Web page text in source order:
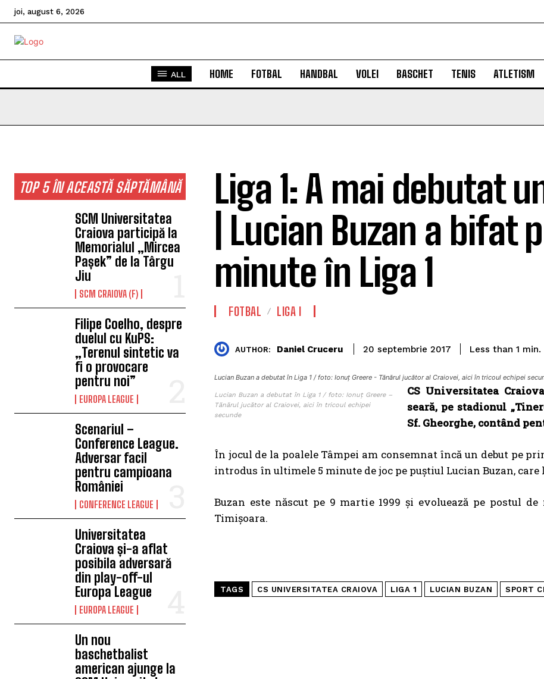
joi, august 6, 2026
ALL HOME FOTBAL HANDBAL VOLEI BASCHET TENIS ATLETISM
TOP 5 ÎN ACEASTĂ SĂPTĂMÂNĂ
SCM Universitatea
Craiova participă la
Memorialul „Mircea
Pașek” de la Târgu
Jiu
SCM CRAIOVA (F)
Filipe Coelho, despre
duelul cu KuPS:
„Terenul sintetic va
fi o provocare
pentru noi”
EUROPA LEAGUE
Scenariul –
Conference League.
Adversar facil
pentru campioana
României
CONFERENCE LEAGUE
Universitatea
Craiova și-a aflat
posibila adversară
din play-off-ul
Europa League
EUROPA LEAGUE
Un nou
baschetbalist
american ajunge la
Liga 1: A mai debutat
| Lucian Buzan a bifat
minute în Liga 1
FOTBAL LIGA I
AUTHOR: Daniel Cruceru 20 septembrie 2017 Less than 1 min.
Lucian Buzan a debutat în Liga 1 / foto: Ionuț Greere - Tănărul jucător al Craiovei, aici în tricoul echipei
Lucian Buzan a debutat în Liga 1 / foto: Ionuț Greere –
Tănărul jucător al Craiovei, aici în tricoul echipei
secunde
CS Universitatea
seară, pe stadionul
Sf. Gheorghe, contând
În jocul de la poalele Tâmpei am consemnat încă un debut pe
introdus în ultimele 5 minute de joc pe puștiul Lucian Buzan,
Buzan este născut pe 9 martie 1999 și evoluează pe postul
Timișoara.
TAGS CS UNIVERSITATEA CRAIOVA LIGA 1 LUCIAN BUZAN SPORT